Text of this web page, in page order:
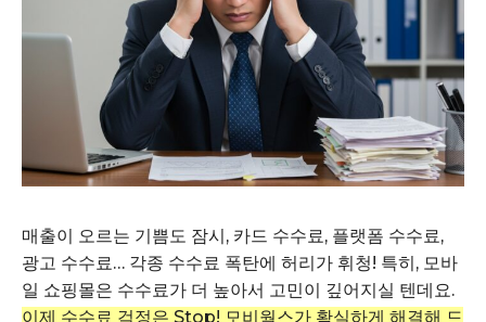
매출이 오르는 기쁨도 잠시, 카드 수수료, 플랫폼 수수료,
광고 수수료… 각종 수수료 폭탄에 허리가 휘청! 특히, 모바
일 쇼핑몰은 수수료가 더 높아서 고민이 깊어지실 텐데요.
이제 수수료 걱정은 Stop! 모비웍스가 확실하게 해결해 드